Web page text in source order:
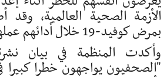
الأزمة الصحية العالمية،
بمرض كوفيد-19 خلال أدائهم عملهم.
وأكدت المنظمة في بيان
"الصحفيون يواجهون خطرا